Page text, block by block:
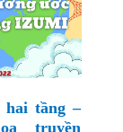
hai tầng –
truyền